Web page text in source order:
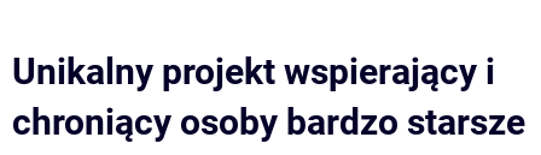
Unikalny projekt wspierający i
chroniący osoby bardzo starsze